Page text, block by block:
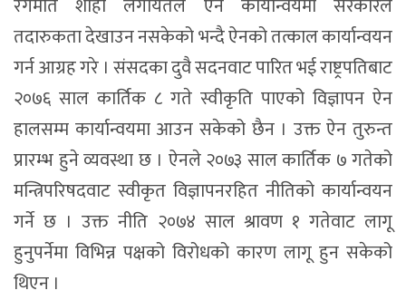
रंगमति शाही लगायतले ऐन कार्यान्वयमा सरकारले
तदारुकता देखाउन नसकेको भन्दै ऐनको तत्काल कार्यान्वयन
गर्न आग्रह गरे । संसदका दुवै सदनवाट पारित भई राष्ट्रपतिबाट
२०७६ साल कार्तिक ८ गते स्वीकृति पाएको विज्ञापन ऐन
हालसम्म कार्यान्वयमा आउन सकेको छैन । उक्त ऐन तुरुन्त
प्रारम्भ हुने व्यवस्था छ । ऐनले २०७३ साल कार्तिक ७ गतेको
मन्त्रिपरिषदवाट स्वीकृत विज्ञापनरहित नीतिको कार्यान्वयन
गर्ने छ । उक्त नीति २०७४ साल श्रावण १ गतेवाट लागू
हुनुपर्नेमा विभिन्न पक्षको विरोधको कारण लागू हुन सकेको
थिएन ।